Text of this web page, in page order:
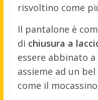
risvoltino come
Il pantalone è
di chiusura a
essere abbinato
assieme ad un
come il